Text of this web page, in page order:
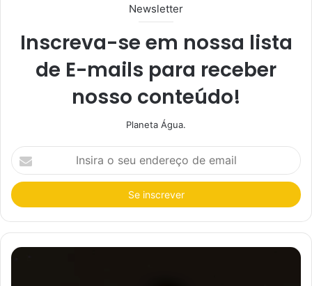
Newsletter
Inscreva-se em nossa lista
de E-mails para receber
nosso conteúdo!
Planeta Água.
I
n
i
r
a
u